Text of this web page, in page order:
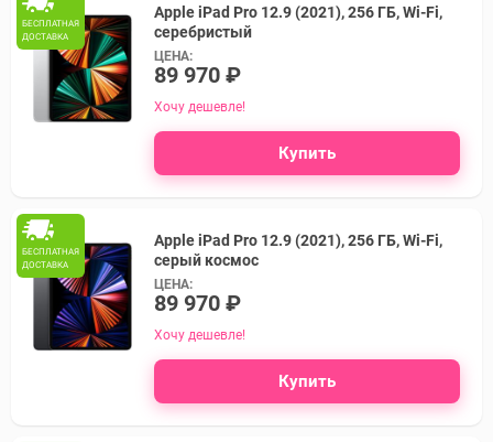
БЕСПЛАТНАЯ
ДОСТАВКА
Apple iPad Pro 12.9 (2021), 256 ГБ, Wi-Fi,
серебристый
ЦЕНА:
89 970 ₽
Хочу дешевле!
Купить
БЕСПЛАТНАЯ
ДОСТАВКА
Apple iPad Pro 12.9 (2021), 256 ГБ, Wi-Fi,
серый космос
ЦЕНА:
89 970 ₽
Хочу дешевле!
Купить